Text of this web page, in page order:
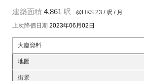
建築面積 4,861 呎 @HK$ 23 / 呎 / 月
上次降價日期 2023年06月02日
大廈資料
地圖
街景